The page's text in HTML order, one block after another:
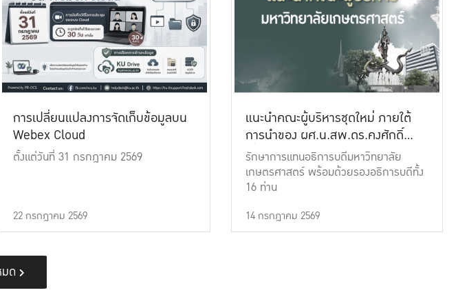
การเปลี่ยนแปลงการจัดเก็บข้อมูลบน
Webex Cloud
ตั้งแต่วันที่ 31 กรกฎาคม 2569
22 กรกฎาคม 2569
แนะนำคณะผู้บริหารชุดใหม่ ภายใต้
การนำของ ผศ.น.สพ.ดร.คงศักดิ์
เที่ยงธรรม
รักษาการแทนอธิการบดีมหาวิทยาลัย
เกษตรศาสตร์ พร้อมด้วยรองอธิการบดีทั้ง
16 ท่าน
14 กรกฎาคม 2569
ด